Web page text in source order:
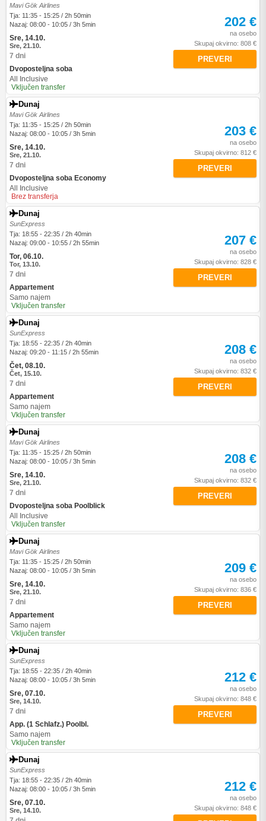
Mavi Gök Airlines
Tja: 11:35 - 15:25 / 2h 50min
Nazaj: 08:00 - 10:05 / 3h 5min
Sre, 14.10.
Sre, 21.10.
7 dni
Dvoposteljna soba
All Inclusive
Vključen transfer
202 €
na osebo
Skupaj okvirno: 808 €
PREVERI
Dunaj
Mavi Gök Airlines
Tja: 11:35 - 15:25 / 2h 50min
Nazaj: 08:00 - 10:05 / 3h 5min
Sre, 14.10.
Sre, 21.10.
7 dni
Dvoposteljna soba Economy
All Inclusive
Brez transferja
203 €
na osebo
Skupaj okvirno: 812 €
PREVERI
Dunaj
SunExpress
Tja: 18:55 - 22:35 / 2h 40min
Nazaj: 09:00 - 10:55 / 2h 55min
Tor, 06.10.
Tor, 13.10.
7 dni
Appartement
Samo najem
Vključen transfer
207 €
na osebo
Skupaj okvirno: 828 €
PREVERI
Dunaj
SunExpress
Tja: 18:55 - 22:35 / 2h 40min
Nazaj: 09:20 - 11:15 / 2h 55min
Čet, 08.10.
Čet, 15.10.
7 dni
Appartement
Samo najem
Vključen transfer
208 €
na osebo
Skupaj okvirno: 832 €
PREVERI
Dunaj
Mavi Gök Airlines
Tja: 11:35 - 15:25 / 2h 50min
Nazaj: 08:00 - 10:05 / 3h 5min
Sre, 14.10.
Sre, 21.10.
7 dni
Dvoposteljna soba Poolblick
All Inclusive
Vključen transfer
208 €
na osebo
Skupaj okvirno: 832 €
PREVERI
Dunaj
Mavi Gök Airlines
Tja: 11:35 - 15:25 / 2h 50min
Nazaj: 08:00 - 10:05 / 3h 5min
Sre, 14.10.
Sre, 21.10.
7 dni
Appartement
Samo najem
Vključen transfer
209 €
na osebo
Skupaj okvirno: 836 €
PREVERI
Dunaj
SunExpress
Tja: 18:55 - 22:35 / 2h 40min
Nazaj: 08:00 - 10:05 / 3h 5min
Sre, 07.10.
Sre, 14.10.
7 dni
App. (1 Schlafz.) Poolbl.
Samo najem
Vključen transfer
212 €
na osebo
Skupaj okvirno: 848 €
PREVERI
Dunaj
SunExpress
Tja: 18:55 - 22:35 / 2h 40min
Nazaj: 08:00 - 10:05 / 3h 5min
Sre, 07.10.
Sre, 14.10.
212 €
na osebo
Skupaj okvirno: 848 €